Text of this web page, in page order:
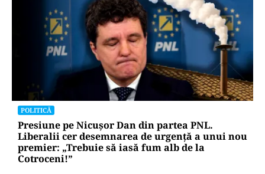
POLITICĂ
Presiune pe Nicușor Dan din partea PNL.
Liberalii cer desemnarea de urgență a unui nou
premier: „Trebuie să iasă fum alb de la
Cotroceni!”